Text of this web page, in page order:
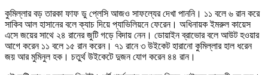
কুমিল্লার বড় তারকা ফাফ ডু প্লেসি আজও সাফল্যের দেখা পাননি। ১১ বলে ৬ রান করে
সাকিব আল হাসানের বলে ক্যাচ দিয়ে প্যাভিলিয়নে ফেরেন। অধিনায়ক ইমরুল কায়েস
এসে জয়ের সাথে ২৪ রানের জুটি গড়ে বিদায় নেন। ডোয়াইন ব্রাভোর বলে আউট হওয়ার
আগে করেন ১১ বলে ১৫ রান করেন। ৭১ রানে ৩ উইকেট হারানো কুমিল্লার হাল ধরেন
জয় আর মুমিনুল হক। চতুর্থ উইকেটে দুজন যোগ করেন ৪৪ রান।